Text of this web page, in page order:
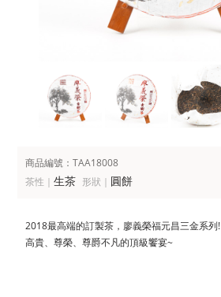
商品編號：TAA18008
茶性｜生茶 形狀｜ 圓餅
2018最高端的訂製茶，廖義榮福元昌三金系列!
高貴、尊榮、尊爵不凡的頂級饗宴~